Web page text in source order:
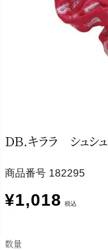
ＤＢ.キララ シュシュ
商品番号 182295
¥1,018 税込